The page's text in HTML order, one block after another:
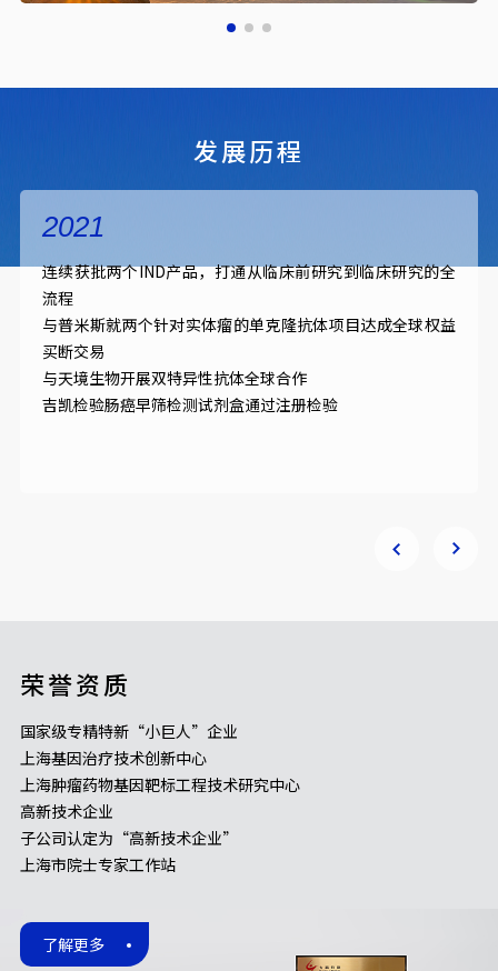
发展历程
2021
连续获批两个IND产品，打通从临床前研究到临床研究的全
流程
与普米斯就两个针对实体瘤的单克隆抗体项目达成全球权益
买断交易
与天境生物开展双特异性抗体全球合作
吉凯检验肠癌早筛检测试剂盒通过注册检验
荣誉资质
国家级专精特新“小巨人”企业
上海基因治疗技术创新中心
上海肿瘤药物基因靶标工程技术研究中心
高新技术企业
子公司认定为“高新技术企业”
上海市院士专家工作站
了解更多